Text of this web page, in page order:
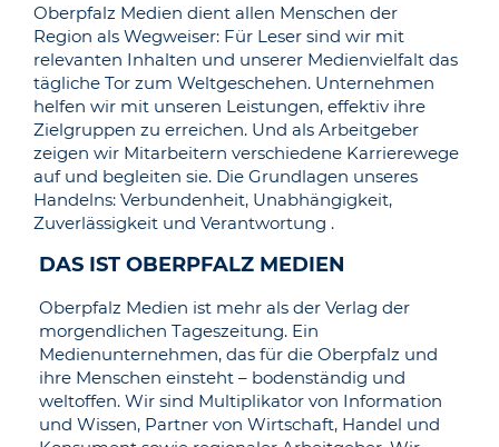
Oberpfalz Medien dient allen Menschen der
Region als Wegweiser: Für Leser sind wir mit
relevanten Inhalten und unserer Medienvielfalt das
tägliche Tor zum Weltgeschehen. Unternehmen
helfen wir mit unseren Leistungen, effektiv ihre
Zielgruppen zu erreichen. Und als Arbeitgeber
zeigen wir Mitarbeitern verschiedene Karrierewege
auf und begleiten sie. Die Grundlagen unseres
Handelns: Verbundenheit, Unabhängigkeit,
Zuverlässigkeit und Verantwortung .
DAS IST OBERPFALZ MEDIEN
Oberpfalz Medien ist mehr als der Verlag der
morgendlichen Tageszeitung. Ein
Medienunternehmen, das für die Oberpfalz und
ihre Menschen einsteht – bodenständig und
weltoffen. Wir sind Multiplikator von Information
und Wissen, Partner von Wirtschaft, Handel und